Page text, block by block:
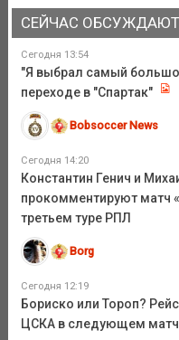
СЕЙЧАС ОБСУЖДАЮТ
Сегодня 13:54
"Я выбрал самый
переходе в "Спартак"
Bobsoccer News
Сегодня 14:20
Константин Генич и
прокомментируют матч
третьем туре РПЛ
Borg
Сегодня 12:19
Бориско или Тороп?
ЦСКА в следующем